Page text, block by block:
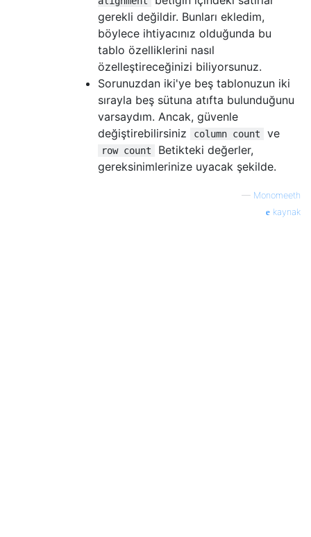
gerekli değildir. Bunları ekledim,
böylece ihtiyacınız olduğunda bu
tablo özelliklerini nasıl
özelleştireceğinizi biliyorsunuz.
Sorunuzdan iki'ye beş tablonuzun iki
sırayla beş sütuna atıfta bulunduğunu
varsaydım. Ancak, güvenle
değiştirebilirsiniz
column count ve
row count
Betikteki değerler,
gereksinimlerinize uyacak şekilde.
— Monomeeth
kaynak